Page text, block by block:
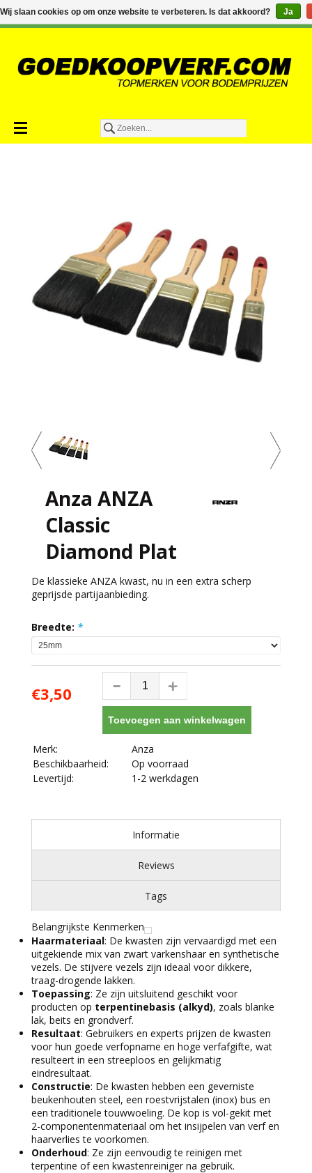
€0,00
Anza ANZA
Classic
Diamond Plat
De klassieke ANZA kwast, nu in een extra scherp
geprijsde partijaanbieding.
Breedte: *
€3,50
Toevoegen aan winkelwagen
Toevoegen aan winkelwagen
Merk:
Anza
Beschikbaarheid:
Op voorraad
Levertijd:
1-2 werkdagen
Informatie
Reviews
Tags
Belangrijkste Kenmerken
Haarmateriaal: De kwasten zijn vervaardigd met een
uitgekiende mix van zwart varkenshaar en synthetische
vezels. De stijvere vezels zijn ideaal voor dikkere,
traag-drogende lakken.
Toepassing: Ze zijn uitsluitend geschikt voor
producten op terpentinebasis (alkyd), zoals blanke
lak, beits en grondverf.
Resultaat: Gebruikers en experts prijzen de kwasten
voor hun goede verfopname en hoge verfafgifte, wat
resulteert in een streeploos en gelijkmatig
eindresultaat.
Constructie: De kwasten hebben een geverniste
beukenhouten steel, een roestvrijstalen (inox) bus en
een traditionele touwwoeling. De kop is vol-gekit met
2-componentenmateriaal om het insijpelen van verf en
haarverlies te voorkomen.
Onderhoud: Ze zijn eenvoudig te reinigen met
terpentine of een kwastenreiniger na gebruik.
Wij slaan cookies op om onze website te verbeteren. Is dat akkoord? Ja